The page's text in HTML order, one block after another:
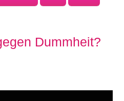
Dummheit?